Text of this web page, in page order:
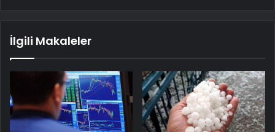
İlgili Makaleler